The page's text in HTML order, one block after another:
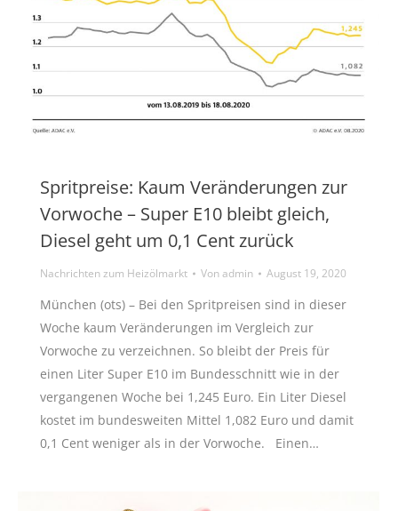
Spritpreise: Kaum Veränderungen zur
Vorwoche – Super E10 bleibt gleich,
Diesel geht um 0,1 Cent zurück
Nachrichten zum Heizölmarkt Vonadmin August 19, 2020
München (ots) – Bei den Spritpreisen sind in dieser
Woche kaum Veränderungen im Vergleich zur
Vorwoche zu verzeichnen. So bleibt der Preis für
einen Liter Super E10 im Bundesschnitt wie in der
vergangenen Woche bei 1,245 Euro. Ein Liter Diesel
kostet im bundesweiten Mittel 1,082 Euro und damit
0,1 Cent weniger als in der Vorwoche. Einen…